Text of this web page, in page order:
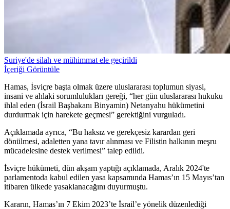
Suriye'de silah ve mühimmat ele geçirildi
İçeriği Görüntüle
Hamas, İsviçre başta olmak üzere uluslararası toplumun siyasi,
insani ve ahlaki sorumlulukları gereği, “her gün uluslararası hukuku
ihlal eden (İsrail Başbakanı Binyamin) Netanyahu hükümetini
durdurmak için harekete geçmesi” gerektiğini vurguladı.
Açıklamada ayrıca, “Bu haksız ve gerekçesiz karardan geri
dönülmesi, adaletten yana tavır alınması ve Filistin halkının meşru
mücadelesine destek verilmesi” talep edildi.
İsviçre hükümeti, dün akşam yaptığı açıklamada, Aralık 2024'te
parlamentoda kabul edilen yasa kapsamında Hamas’ın 15 Mayıs’tan
itibaren ülkede yasaklanacağını duyurmuştu.
Kararın, Hamas’ın 7 Ekim 2023’te İsrail’e yönelik düzenlediği